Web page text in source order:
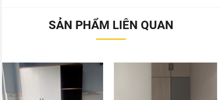
SẢN PHẨM LIÊN QUAN